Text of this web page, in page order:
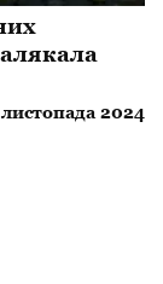
листопада 2024